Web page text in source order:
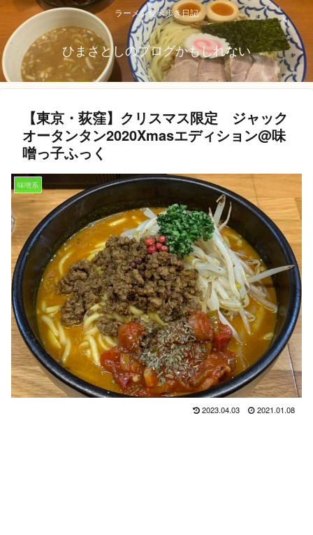
ラーメン食べ歩き日記
ひまさとしのブログかもしれない
【東京・荻窪】クリスマス限定 ジャック
オータンタン2020Xmasエディション@味
噌っ子ふっく
味噌系
2023.04.03 2021.01.08